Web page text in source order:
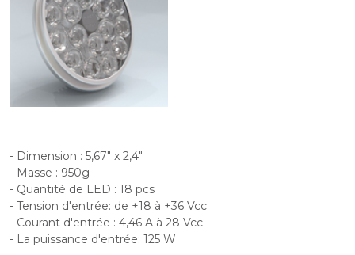
- Dimension : 5,67" x 2,4"
- Masse : 950g
- Quantité de LED : 18 pcs
- Tension d'entrée: de +18 à +36 Vcc
- Courant d'entrée : 4,46 A à 28 Vcc
- La puissance d'entrée: 125 W